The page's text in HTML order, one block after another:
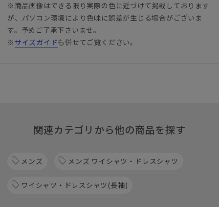
※商品画像はできる限り実際の色に近づけて掲載しております
が、パソコン環境により色味に誤差が生じる場合がございま
す。予めご了承下さいませ。
※ サイズガイドも併せてご覧ください。
関連カテゴリから他の商品を探す
メンズ メンズ ワイシャツ・ドレスシャツ
ワイシャツ・ドレスシャツ(長袖)